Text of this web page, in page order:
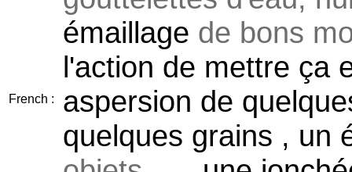
French :
émaillage de bons
l'action de mettre ça
aspersion de
quelques grains , un